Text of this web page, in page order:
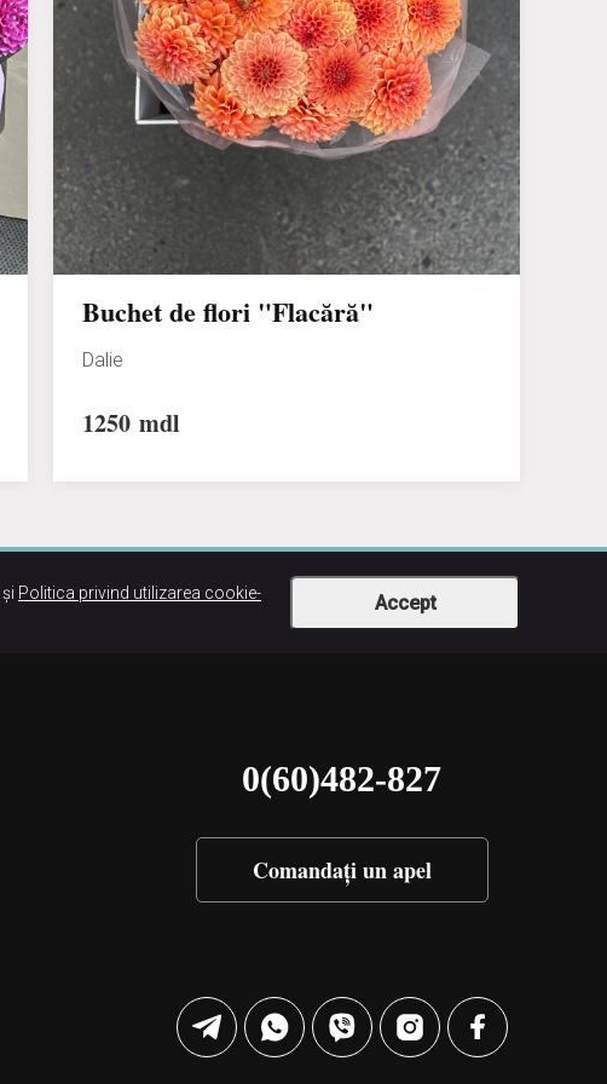
Buchet de flori "Flacără"
Dalie
1250 mdl
și Politica privind utilizarea cookie-
Accept
0(60)482-827
Comandați un apel